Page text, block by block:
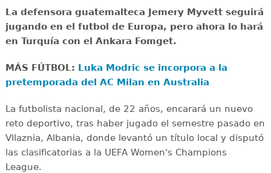
La defensora guatemalteca Jemery Myvett seguirá
jugando en el futbol de Europa, pero ahora lo hará
en Turquía con el Ankara Fomget.
MÁS FÚTBOL: Luka Modric se incorpora a la
pretemporada del AC Milan en Australia
La futbolista nacional, de 22 años, encarará un nuevo
reto deportivo, tras haber jugado el semestre pasado en
Vllaznia, Albania, donde levantó un título local y disputó
las clasificatorias a la UEFA Women's Champions
League.